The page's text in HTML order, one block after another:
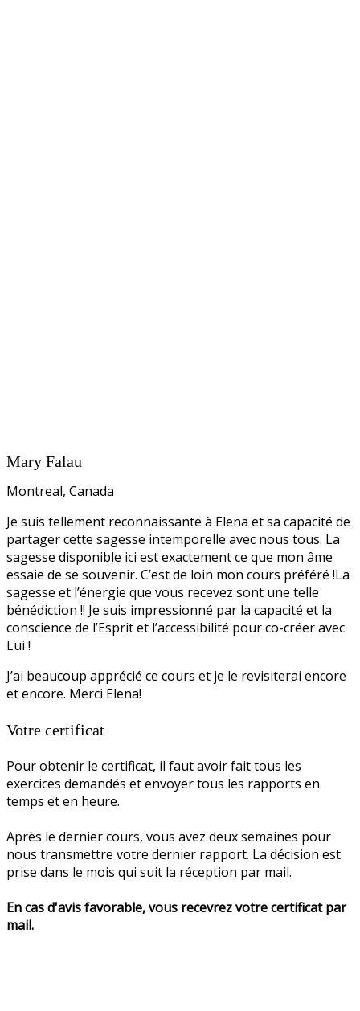
Mary Falau
Montreal, Canada
Je suis tellement reconnaissante à Elena et sa capacité de
partager cette sagesse intemporelle avec nous tous. La
sagesse disponible ici est exactement ce que mon âme
essaie de se souvenir. C’est de loin mon cours préféré !La
sagesse et l’énergie que vous recevez sont une telle
bénédiction !! Je suis impressionné par la capacité et la
conscience de l’Esprit et l’accessibilité pour co-créer avec
Lui !
J’ai beaucoup apprécié ce cours et je le revisiterai encore
et encore. Merci Elena!
Votre certificat
Pour obtenir le certificat, il faut avoir fait tous les
exercices demandés et envoyer tous les rapports en
temps et en heure.
Après le dernier cours, vous avez deux semaines pour
nous transmettre votre dernier rapport. La décision est
prise dans le mois qui suit la réception par mail.
En cas d'avis favorable, vous recevrez votre certificat par
mail.